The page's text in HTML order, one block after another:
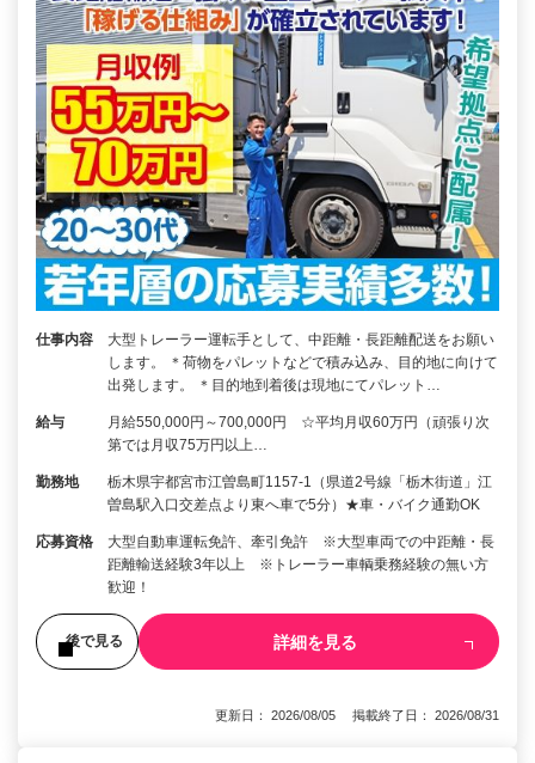
仕事内容
大型トレーラー運転手として、中距離・長距離配送をお願い
します。 ＊荷物をパレットなどで積み込み、目的地に向けて
出発します。 ＊目的地到着後は現地にてパレット…
給与
月給550,000円～700,000円 ☆平均月収60万円（頑張り次
第では月収75万円以上…
勤務地
栃木県宇都宮市江曽島町1157-1（県道2号線「栃木街道」江
曽島駅入口交差点より東へ車で5分）★車・バイク通勤OK
応募資格
大型自動車運転免許、牽引免許 ※大型車両での中距離・長
距離輸送経験3年以上 ※トレーラー車輌乗務経験の無い方
歓迎！
後で見る 詳細を見る
更新日： 2026/08/05 掲載終了日： 2026/08/31